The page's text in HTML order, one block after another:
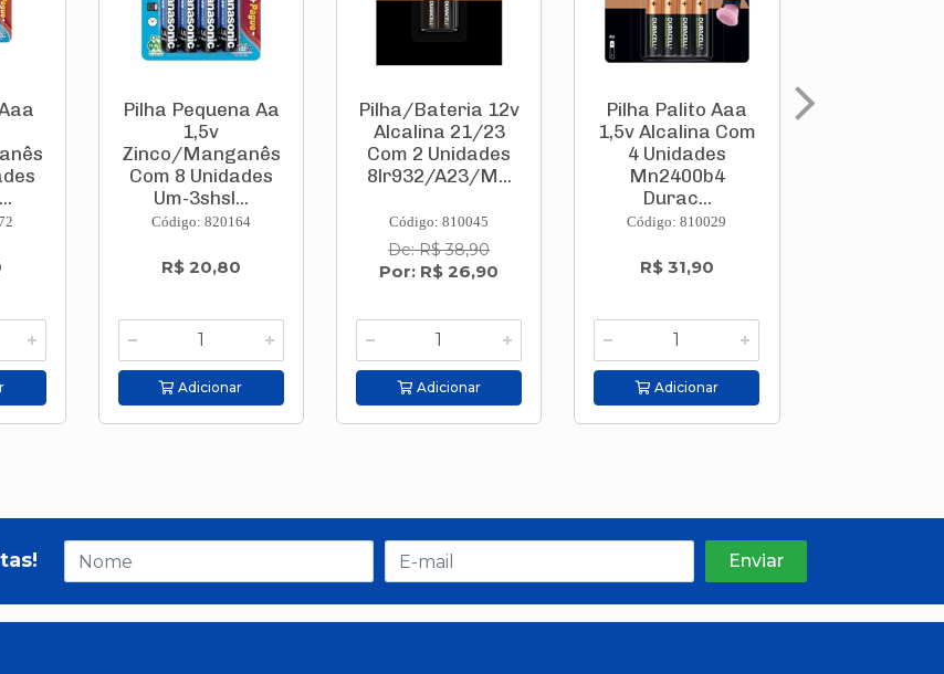
Pilha Pequena Aa
1,5v
Zinco/Manganês
Com 8 Unidades
Um-3shsl...
Código: 820164
R$ 20,80
Adicionar
Pilha/Bateria 12v
Alcalina 21/23
Com 2 Unidades
8lr932/A23/M...
Código: 810045
De: R$ 38,90
Por: R$ 26,90
Adicionar
Pilha Palito Aaa
1,5v Alcalina Com
4 Unidades
Mn2400b4
Durac...
Código: 810029
R$ 31,90
Adicionar